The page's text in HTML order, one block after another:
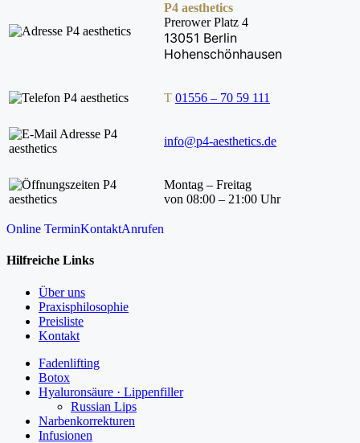
P4 aesthetics
Prerower Platz 4
13051 Berlin
Hohenschönhausen
T 01556 – 70 59 111
info@p4-aesthetics.de
Montag – Freitag
von 08:00 – 21:00 Uhr
Online TerminKontaktAnrufen
Hilfreiche Links
Über uns
Praxisphilosophie
Preisliste
Kontakt
Fadenlifting
Botox
Hyaluronsäure · Lippenfiller
Russian Lips
Narbenkorrekturen
Infusionen